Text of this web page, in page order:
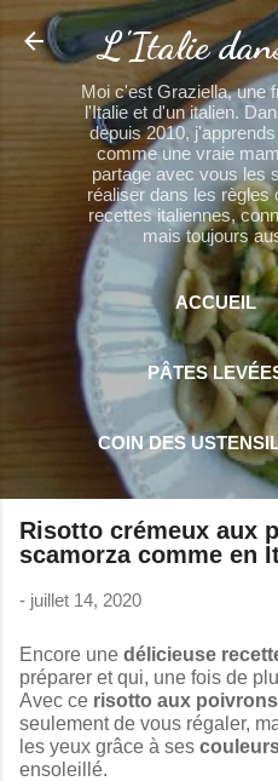
Accéder au
L'Italie
Moi c'est Graziella, une
l'Italie et d'un italien.
depuis 2010,
comme une vraie
partage avec vous les
réaliser dans les règles
recettes italiennes,
mais toujours
ACCUEIL
PÂTES
COIN DES
PLUS…
Risotto crémeux aux
scamorza comme en
- juillet 14, 2020
Encore une délicieuse
préparer et qui, une fois de
Avec ce risotto aux poivrons
seulement de vous régaler,
les yeux grâce à ses
ensoleillé.